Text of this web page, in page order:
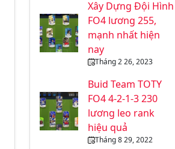
Xây Dựng Đội Hình
FO4 lương 255,
mạnh nhất hiện
nay
Tháng 2 26, 2023
Buid Team TOTY
FO4 4-2-1-3 230
lương leo rank
hiệu quả
Tháng 8 29, 2022